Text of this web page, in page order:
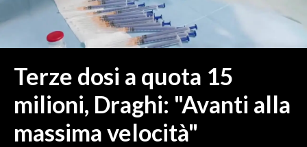
NUORO E PROVINCIA
OGLIASTRA
ITALIA
MONDO
Terze dosi a quota 15
milioni, Draghi: "Avanti alla
massima velocità"